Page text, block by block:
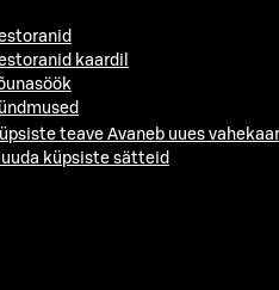
kaardil
teave Avaneb uues
küpsiste sätteid